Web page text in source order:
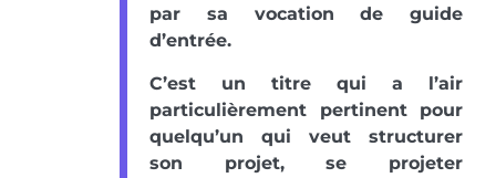
par sa vocation de guide
d’entrée.
C’est un titre qui a l’air
particulièrement pertinent pour
quelqu’un qui veut structurer
son projet, se projeter